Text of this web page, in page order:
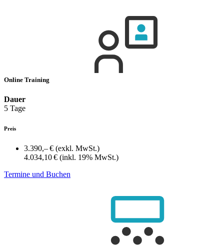
Online Training
Dauer
5 Tage
Preis
3.390,– € (exkl. MwSt.)
4.034,10 € (inkl. 19% MwSt.)
Termine und Buchen